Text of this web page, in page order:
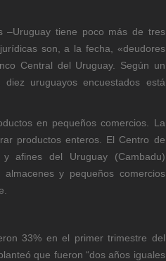
–Uruguay tiene poco más de tres
son, a la fecha, «deudores
Central del Uruguay. Según un
uruguayos encuestados está
en pequeños comercios. La
productos enteros. El Centro de
y afines del Uruguay (Cambadu)
y pequeños comercios
33% en el primer trimestre del
que fueron “dos años iguales